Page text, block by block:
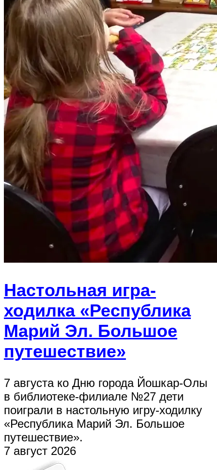
Настольная игра-
ходилка «Республика
Марий Эл. Большое
путешествие»
7 августа ко Дню города Йошкар-Олы
в библиотеке-филиале №27 дети
поиграли в настольную игру-ходилку
«Республика Марий Эл. Большое
путешествие».
7 август 2026